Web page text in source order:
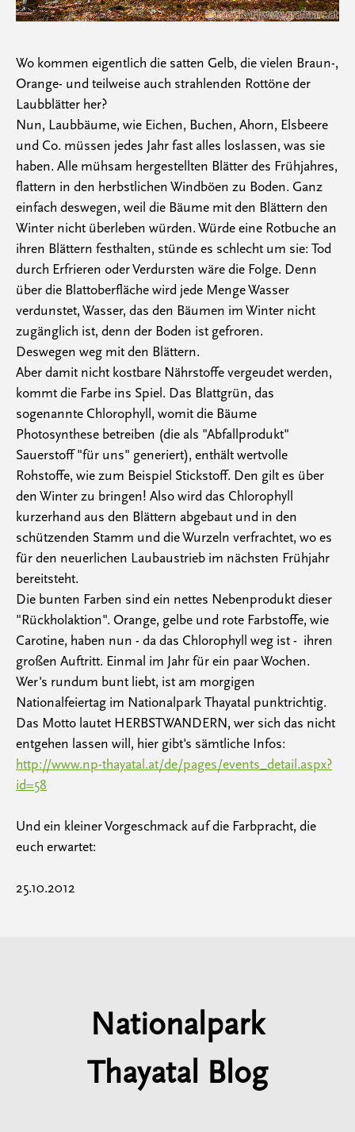
Wo kommen eigentlich die satten Gelb, die vielen Braun-,
Orange- und teilweise auch strahlenden Rottöne der
Laubblätter her?
Nun, Laubbäume, wie Eichen, Buchen, Ahorn, Elsbeere
und Co. müssen jedes Jahr fast alles loslassen, was sie
haben. Alle mühsam hergestellten Blätter des Frühjahres,
flattern in den herbstlichen Windböen zu Boden. Ganz
einfach deswegen, weil die Bäume mit den Blättern den
Winter nicht überleben würden. Würde eine Rotbuche an
ihren Blättern festhalten, stünde es schlecht um sie: Tod
durch Erfrieren oder Verdursten wäre die Folge. Denn
über die Blattoberfläche wird jede Menge Wasser
verdunstet, Wasser, das den Bäumen im Winter nicht
zugänglich ist, denn der Boden ist gefroren.
Deswegen weg mit den Blättern.
Aber damit nicht kostbare Nährstoffe vergeudet werden,
kommt die Farbe ins Spiel. Das Blattgrün, das
sogenannte Chlorophyll, womit die Bäume
Photosynthese betreiben (die als "Abfallprodukt"
Sauerstoff "für uns" generiert), enthält wertvolle
Rohstoffe, wie zum Beispiel Stickstoff. Den gilt es über
den Winter zu bringen! Also wird das Chlorophyll
kurzerhand aus den Blättern abgebaut und in den
schützenden Stamm und die Wurzeln verfrachtet, wo es
für den neuerlichen Laubaustrieb im nächsten Frühjahr
bereitsteht.
Die bunten Farben sind ein nettes Nebenprodukt dieser
"Rückholaktion". Orange, gelbe und rote Farbstoffe, wie
Carotine, haben nun - da das Chlorophyll weg ist - ihren
großen Auftritt. Einmal im Jahr für ein paar Wochen.
Wer's rundum bunt liebt, ist am morgigen
Nationalfeiertag im Nationalpark Thayatal punktrichtig.
Das Motto lautet HERBSTWANDERN, wer sich das nicht
entgehen lassen will, hier gibt's sämtliche Infos:
http://www.np-thayatal.at/de/pages/events_detail.aspx?
id=58
Und ein kleiner Vorgeschmack auf die Farbpracht, die
euch erwartet:
25.10.2012
Nationalpark
Thayatal Blog